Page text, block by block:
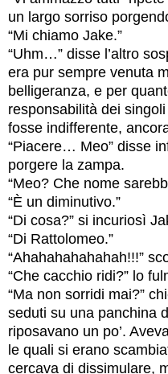
un largo sorriso
“Mi chiamo Jake.”
“Uhm…” disse l’altro
era pur sempre venuta
belligeranza, e per
responsabilità dei
fosse indifferente,
“Piacere… Meo” disse
porgere la zampa.
“Meo? Che nome
“È un diminutivo.”
“Di cosa?” si incuriosì
“Di Rattolomeo.”
“Ahahahahahahah!!!”
“Che cacchio ridi?” lo
“Ma non sorridi mai?”
seduti su una panchina
riposavano un po’.
le quali si erano
cercava di dissimulare,